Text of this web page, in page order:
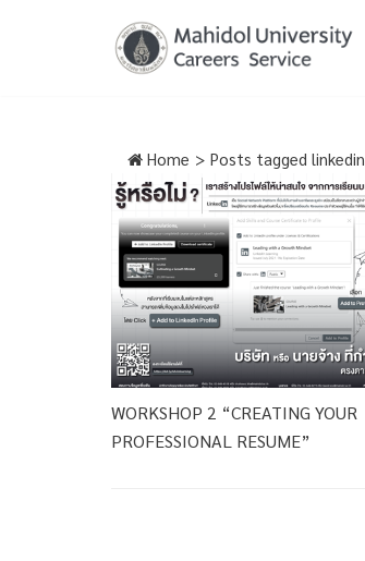
Home > Posts tagged linkedin
WORKSHOP 2 “CREATING YOUR
PROFESSIONAL RESUME”